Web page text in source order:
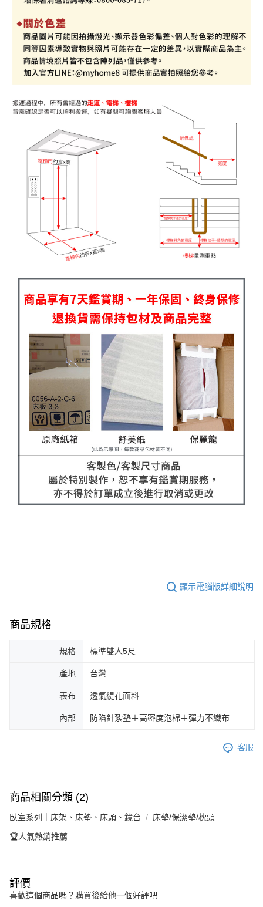
顯示電腦版詳細說明
商品規格
規格 標準雙人5尺
產地 台灣
表布 透氣緹花面料
內部 防陷針紮墊＋高密度泡棉＋彈力不織布
客服
商品相關分類 (2)
臥室系列｜床架、床墊、床頭、鏡台 床墊/保潔墊/枕頭
🏆人氣熱銷推薦
評價
喜歡這個商品嗎？購買後給他一個好評吧